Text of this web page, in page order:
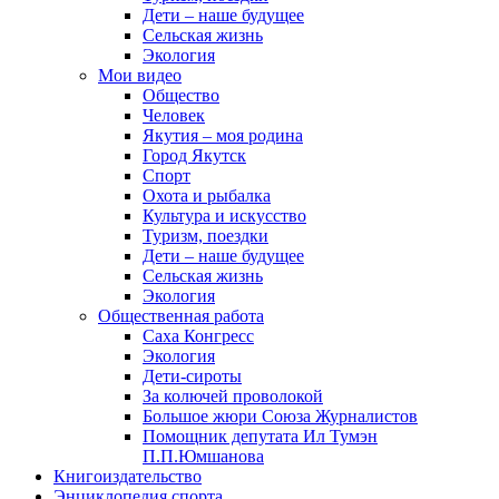
Дети – наше будущее
Сельская жизнь
Экология
Мои видео
Общество
Человек
Якутия – моя родина
Город Якутск
Спорт
Охота и рыбалка
Культура и искусство
Туризм, поездки
Дети – наше будущее
Сельская жизнь
Экология
Общественная работа
Саха Конгресс
Экология
Дети-сироты
За колючей проволокой
Большое жюри Союза Журналистов
Помощник депутата Ил Тумэн
П.П.Юмшанова
Книгоиздательство